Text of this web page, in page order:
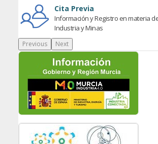
Cita Previa
Información y Registro en materia
Industria y Minas
Previous Next